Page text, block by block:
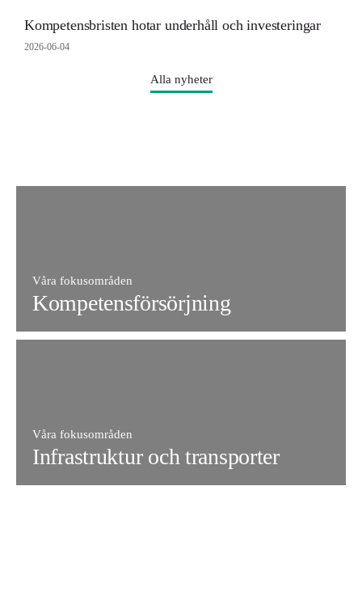
Kompetensbristen hotar underhåll och investeringar
2026-06-04
Alla nyheter
Våra fokusområden
Kompetensförsörjning
Våra fokusområden
Infrastruktur och transporter